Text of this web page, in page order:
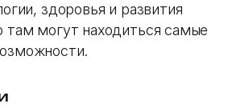
здоровья и развития
там могут находиться самые